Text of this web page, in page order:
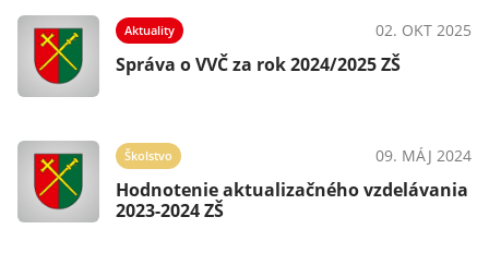
Aktuality 02. OKT 2025
Správa o VVČ za rok 2024/2025 ZŠ
Školstvo 09. MÁJ 2024
Hodnotenie aktualizačného vzdelávania
2023-2024 ZŠ